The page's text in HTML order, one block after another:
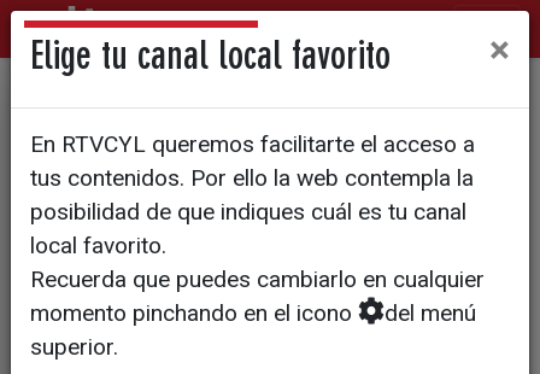
La Junta concede la Medalla
al Mérito Profesional a
Roberto Fraile, reportero
gráfico asesinado en Burkina
Faso
Elige tu canal local favorito ×
En RTVCYL queremos facilitarte el acceso a
tus contenidos. Por ello la web contempla la
posibilidad de que indiques cuál es tu canal
local favorito.
Recuerda que puedes cambiarlo en cualquier
momento pinchando en el icono
del menú
superior.